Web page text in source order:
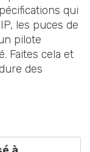
qui
les puces de
pilote
Faites cela et
des